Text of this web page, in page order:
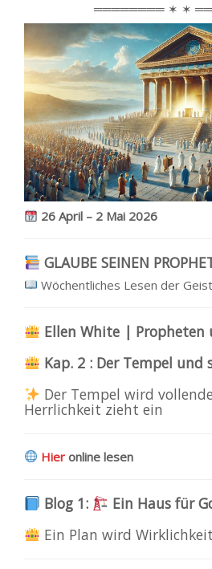
════════ ✶ ✶
26 April – 2 Mai 2026
GLAUBE SEINEN
Wöchentliches Lesen der
Ellen White | Propheten
Kap. 2 : Der Tempel und
Der Tempel wird
Herrlichkeit zieht ein
Hier online lesen
Blog 1:
Ein Haus für
Ein Plan wird Wirklichkeit